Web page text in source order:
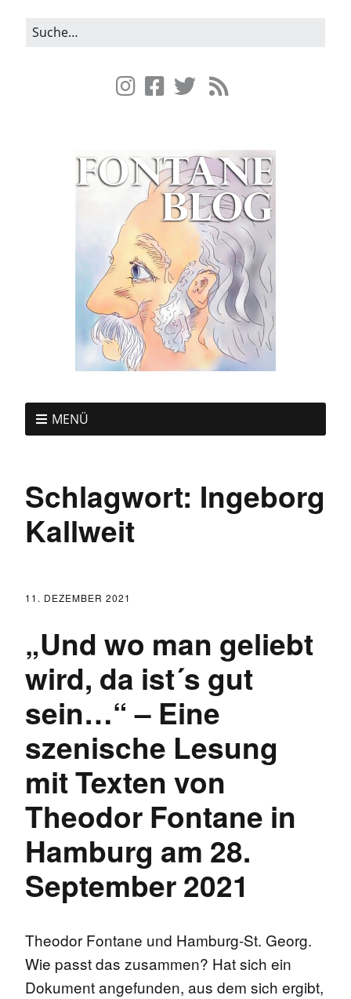
MENÜ
Schlagwort: Ingeborg
Kallweit
11. DEZEMBER 2021
„Und wo man geliebt
wird, da ist´s gut
sein…“ – Eine
szenische Lesung
mit Texten von
Theodor Fontane in
Hamburg am 28.
September 2021
Theodor Fontane und Hamburg-St. Georg.
Wie passt das zusammen? Hat sich ein
Dokument angefunden, aus dem sich ergibt,